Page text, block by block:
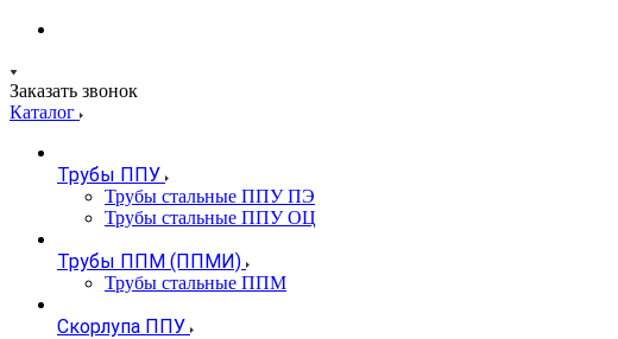
Заказать звонок
Каталог
Трубы ППУ
Трубы стальные ППУ ПЭ
Трубы стальные ППУ ОЦ
Трубы ППМ (ППМИ)
Трубы стальные ППМ
Скорлупа ППУ